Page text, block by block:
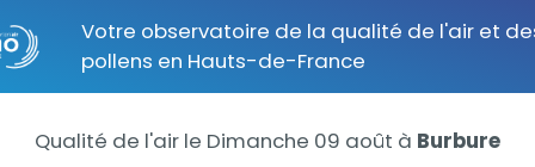
Votre observatoire de la qualité de l'air et
pollens en Hauts-de-France
Qualité de l'air le Dimanche 09 août à Burbure